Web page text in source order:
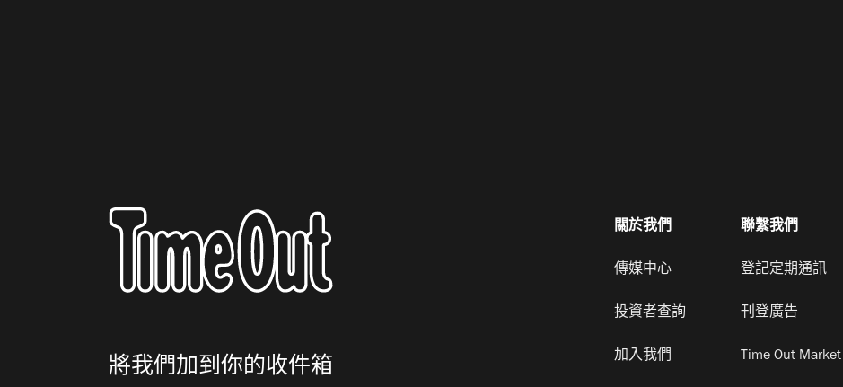
將我們加到你的收件箱
關於我們
傳媒中心
投資者查詢
加入我們
聯繫我們
登記定期通訊
刊登廣告
Time Out Market